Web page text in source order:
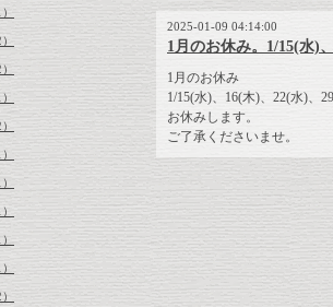
2025-01-09 04:14:00
1月のお休み。1/15(水)
1月のお休み
1/15(水)、16(木)、22(水)、
お休みします。
ご了承くださいませ。